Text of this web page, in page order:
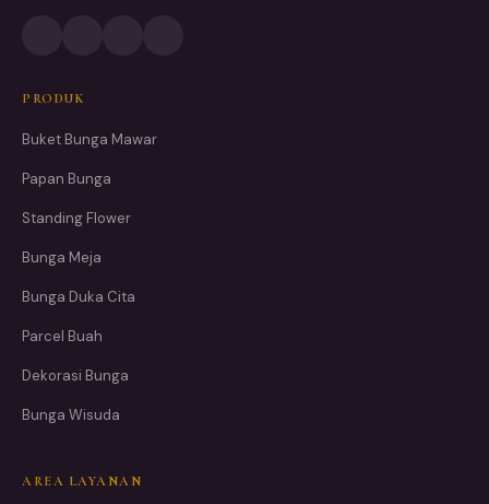
PRODUK
Buket Bunga Mawar
Papan Bunga
Standing Flower
Bunga Meja
Bunga Duka Cita
Parcel Buah
Dekorasi Bunga
Bunga Wisuda
AREA LAYANAN